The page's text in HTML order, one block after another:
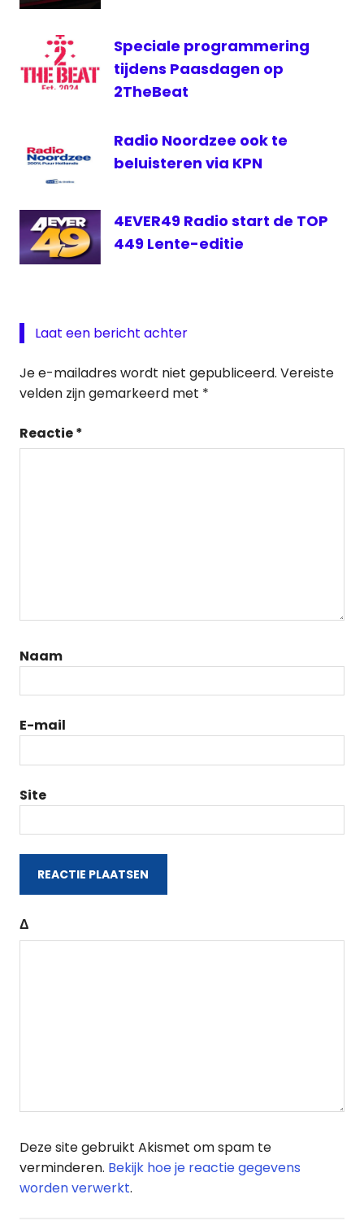
Speciale programmering
tijdens Paasdagen op
2TheBeat
Radio Noordzee ook te
beluisteren via KPN
4EVER49 Radio start de TOP
449 Lente-editie
Laat een bericht achter
Je e-mailadres wordt niet gepubliceerd. Vereiste
velden zijn gemarkeerd met *
Reactie*
Naam
E-mail
Site
Δ
Deze site gebruikt Akismet om spam te
verminderen. Bekijk hoe je reactie gegevens
worden verwerkt.